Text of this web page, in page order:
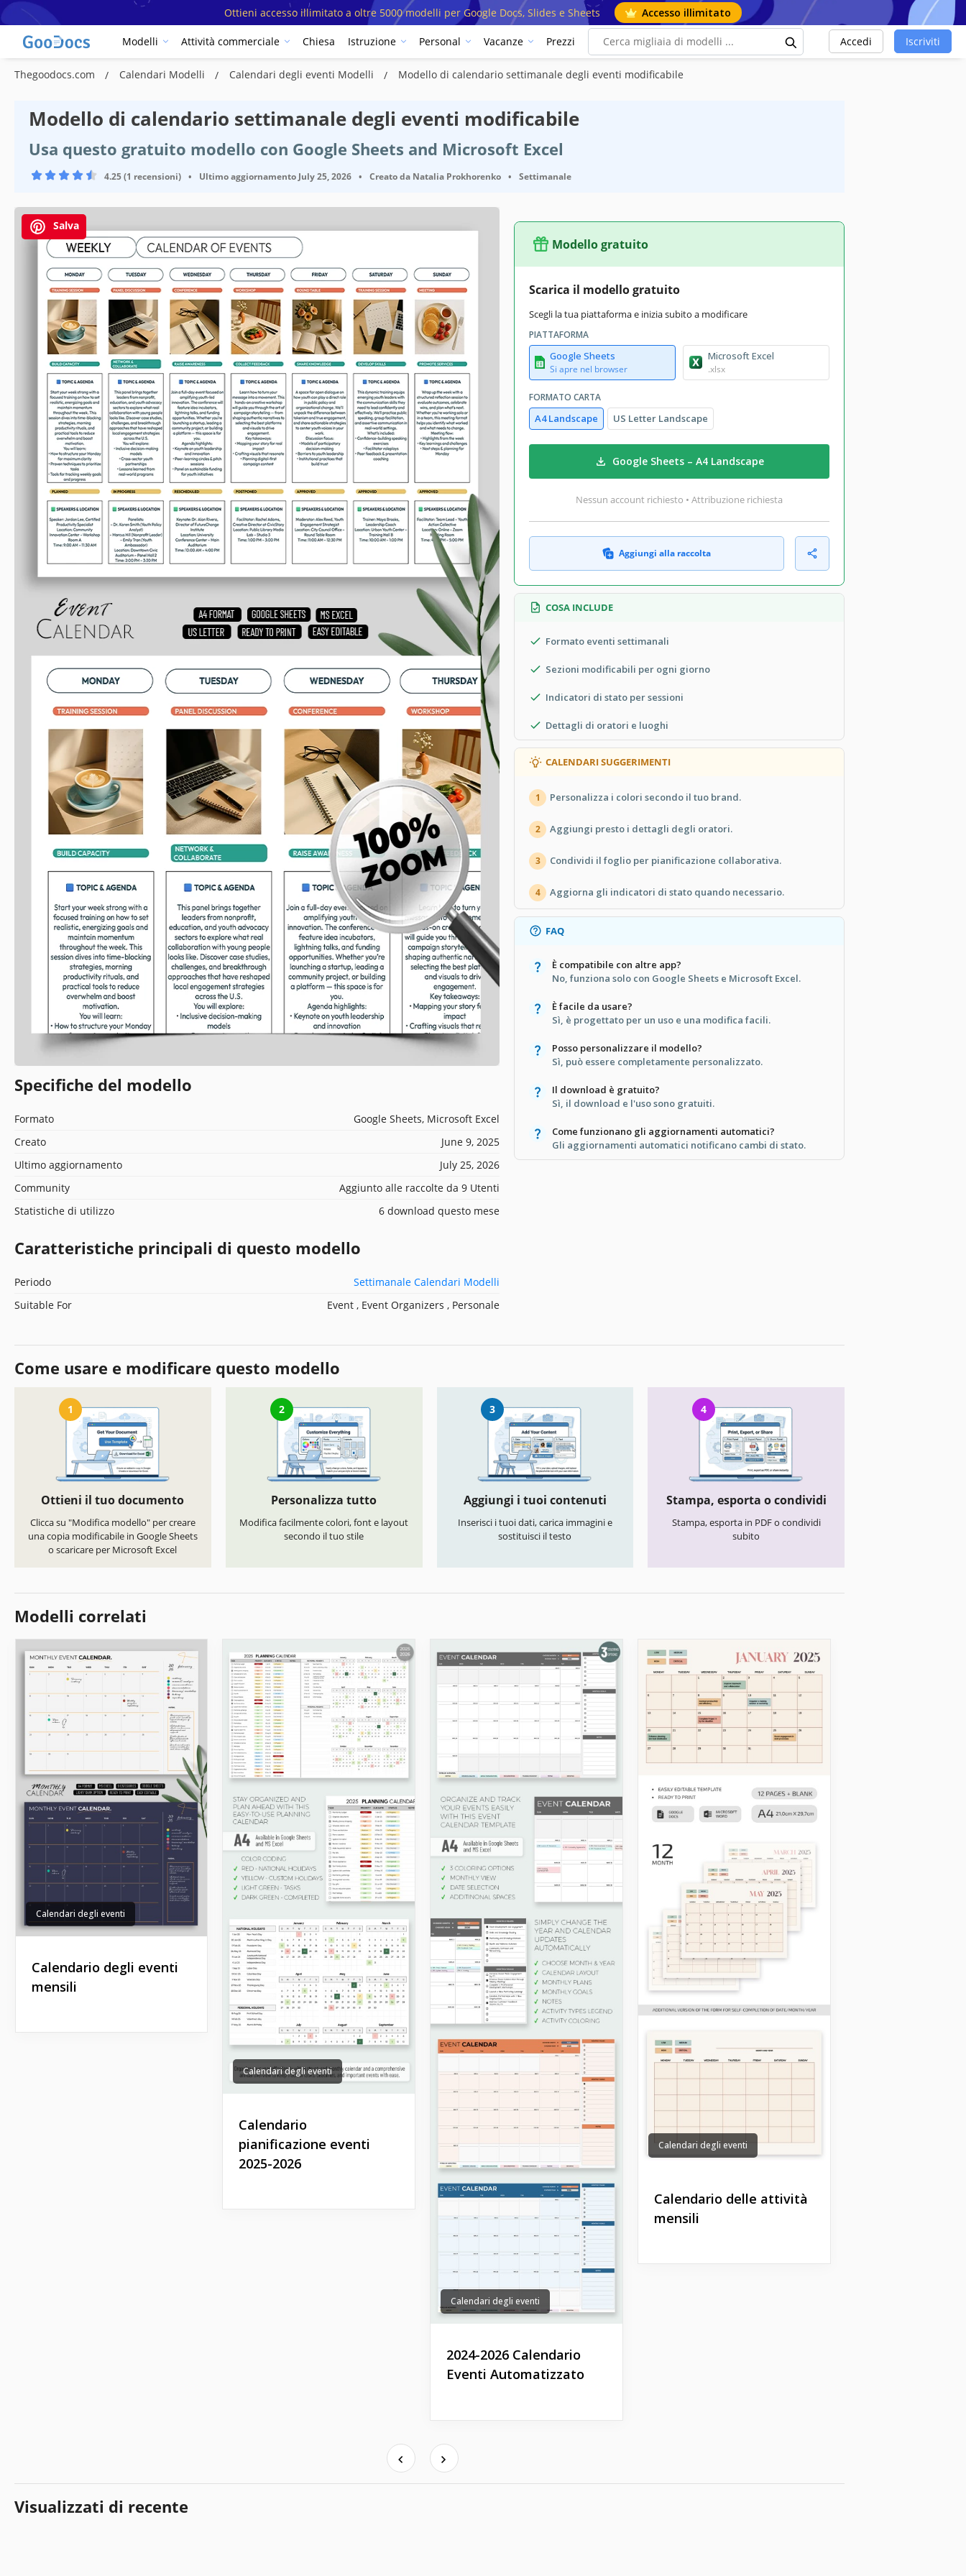
Ottieni accesso illimitato a oltre 5000 modelli per Google Docs, Slides e Sheets Accesso illimitato
Modelli Attività commerciale Chiesa Istruzione Personal Vacanze Prezzi Accedi Iscriviti
Thegoodocs.com Calendari Modelli Calendari degli eventi Modelli Modello di calendario settimanale degli eventi modificabile
Modello di calendario settimanale degli eventi modificabile
Usa questo gratuito modello con Google Sheets and Microsoft Excel
4.25 (1 recensioni) • Ultimo aggiornamento July 25, 2026 • Creato da Natalia Prokhorenko • Settimanale
Salva
Specifiche del modello
Formato
Google Sheets, Microsoft Excel
Creato
June 9, 2025
Ultimo aggiornamento
July 25, 2026
Community
Aggiunto alle raccolte da 9 Utenti
Statistiche di utilizzo
6 download questo mese
Caratteristiche principali di questo modello
Periodo
Settimanale Calendari Modelli
Suitable For
Event , Event Organizers , Personale
Modello gratuito
Scarica il modello gratuito
Scegli la tua piattaforma e inizia subito a modificare
PIATTAFORMA
Google Sheets
Si apre nel browser
Microsoft Excel
.xlsx
FORMATO CARTA
A4 Landscape US Letter Landscape
Google Sheets – A4 Landscape
Nessun account richiesto • Attribuzione richiesta
Aggiungi alla raccolta
COSA INCLUDE
Formato eventi settimanali
Sezioni modificabili per ogni giorno
Indicatori di stato per sessioni
Dettagli di oratori e luoghi
CALENDARI SUGGERIMENTI
1 Personalizza i colori secondo il tuo brand.
2 Aggiungi presto i dettagli degli oratori.
3 Condividi il foglio per pianificazione collaborativa.
4 Aggiorna gli indicatori di stato quando necessario.
FAQ
È compatibile con altre app?
No, funziona solo con Google Sheets e Microsoft Excel.
È facile da usare?
Sì, è progettato per un uso e una modifica facili.
Posso personalizzare il modello?
Sì, può essere completamente personalizzato.
Il download è gratuito?
Sì, il download e l'uso sono gratuiti.
Come funzionano gli aggiornamenti automatici?
Gli aggiornamenti automatici notificano cambi di stato.
Come usare e modificare questo modello
1
Ottieni il tuo documento
Clicca su "Modifica modello" per creare
una copia modificabile in Google Sheets
o scaricare per Microsoft Excel
2
Personalizza tutto
Modifica facilmente colori, font e layout
secondo il tuo stile
3
Aggiungi i tuoi contenuti
Inserisci i tuoi dati, carica immagini e
sostituisci il testo
4
Stampa, esporta o condividi
Stampa, esporta in PDF o condividi
subito
Modelli correlati
Calendari degli eventi
Calendario degli eventi
mensili
Calendari degli eventi
Calendario
pianificazione eventi
2025-2026
Calendari degli eventi
2024-2026 Calendario
Eventi Automatizzato
Calendari degli eventi
Calendario delle attività
mensili
Visualizzati di recente